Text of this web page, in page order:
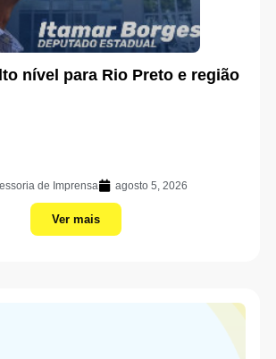
nível para Rio Preto e região
de Imprensa agosto 5, 2026
Ver mais